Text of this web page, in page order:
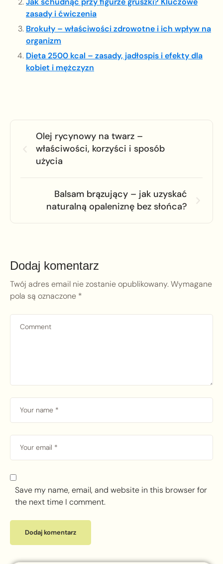
zasady i ćwiczenia
Brokuły – właściwości zdrowotne i ich wpływ na
organizm
Dieta 2500 kcal – zasady, jadłospis i efekty dla
kobiet i mężczyzn
Olej rycynowy na twarz –
właściwości, korzyści i sposób
użycia
Balsam brązujący – jak uzyskać
naturalną opaleniznę bez słońca?
Dodaj komentarz
Twój adres email nie zostanie opublikowany.Wymagane
pola są oznaczone *
Save my name, email, and website in this browser for
the next time I comment.